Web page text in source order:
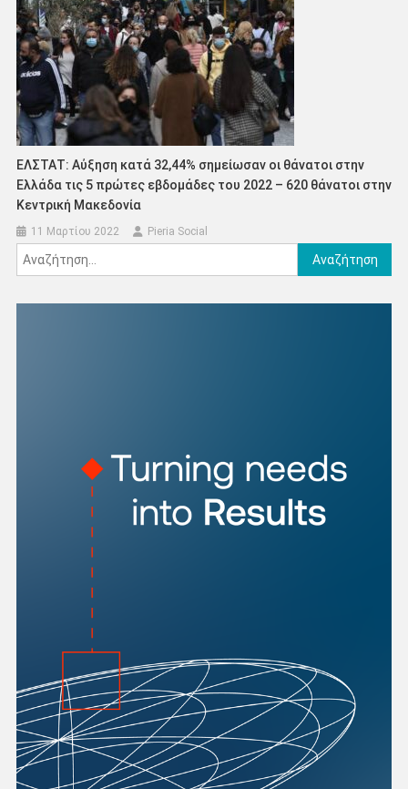
ΕΛΣΤΑΤ: Αύξηση κατά 32,44% σημείωσαν οι θάνατοι στην
Ελλάδα τις 5 πρώτες εβδομάδες του 2022 – 620 θάνατοι στην
Κεντρική Μακεδονία
11 Μαρτίου 2022 Pieria Social
Αναζήτηση
για: